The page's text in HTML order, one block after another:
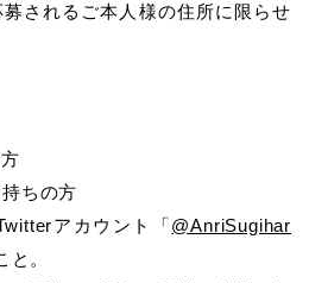
されるご本人様の住所に限らせ
ちの方
アカウント「@AnriSugihar
と。